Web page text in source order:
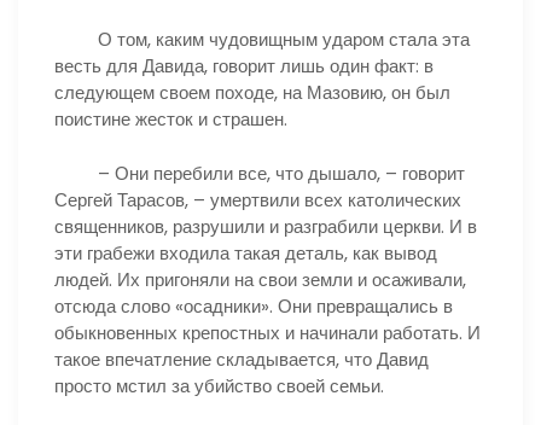
О том, каким чудовищным ударом стала эта
весть для Давида, говорит лишь один факт: в
следующем своем походе, на Мазовию, он был
поистине жесток и страшен.
– Они перебили все, что дышало, – говорит
Сергей Тарасов, – умертвили всех католических
священников, разрушили и разграбили церкви. И в
эти грабежи входила такая деталь, как вывод
людей. Их пригоняли на свои земли и осаживали,
отсюда слово «осадники». Они превращались в
обыкновенных крепостных и начинали работать. И
такое впечатление складывается, что Давид
просто мстил за убийство своей семьи.